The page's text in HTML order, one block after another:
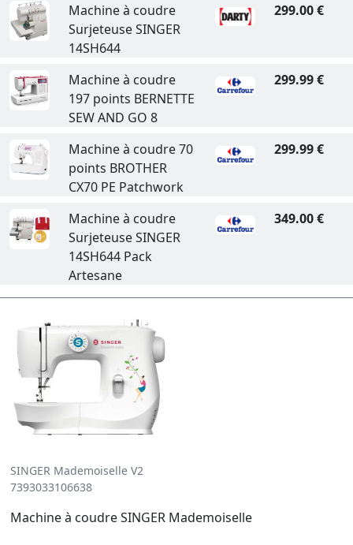
Machine à coudre
Surjeteuse SINGER
14SH644
299.00 €
Machine à coudre
197 points BERNETTE
SEW AND GO 8
299.99 €
Machine à coudre 70
points BROTHER
CX70 PE Patchwork
299.99 €
Machine à coudre
Surjeteuse SINGER
14SH644 Pack
Artesane
349.00 €
SINGER Mademoiselle V2
7393033106638
Machine à coudre SINGER Mademoiselle